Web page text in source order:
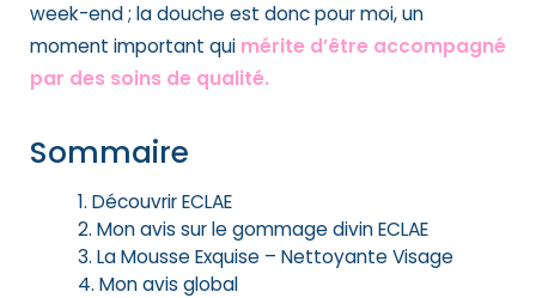
week-end ; la douche est donc pour moi, un
moment important qui mérite d’être accompagné
par des soins de qualité.
Sommaire
Découvrir ECLAE
Mon avis sur le gommage divin ECLAE
La Mousse Exquise – Nettoyante Visage
Mon avis global